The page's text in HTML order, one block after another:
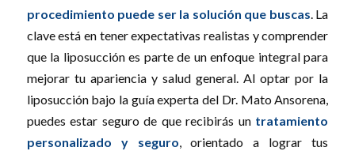
procedimiento puede ser la solución que buscas. La
clave está en tener expectativas realistas y comprender
que la liposucción es parte de un enfoque integral para
mejorar tu apariencia y salud general. Al optar por la
liposucción bajo la guía experta del Dr. Mato Ansorena,
puedes estar seguro de que recibirás untratamiento
personalizado y seguro, orientado a lograr tus